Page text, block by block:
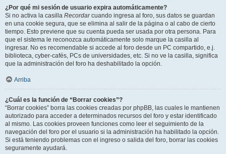
¿Por qué mi sesión de usuario expira automáticamente?
Si no activa la casilla Recordarcuando ingresa al foro, sus datos se guardan
en una cookie segura, que se elimina al salir de la página o al cabo de cierto
tiempo. Esto previene que su cuenta pueda ser usada por otra persona. Para
que el sistema le reconozca automáticamente solo marque la casilla al
ingresar. No es recomendable si accede al foro desde un PC compartido, e.j.
biblioteca, cyber-cafés, PCs de universidades, etc. Si no ve la casilla, significa
que la administración del foro ha deshabilitado la opción.
Arriba
¿Cuál es la función de “Borrar cookies”?
“Borrar cookies” borra las cookies creadas por phpBB, las cuales le mantienen
autorizado para acceder a determinados recursos del foro y estar identificado
al mismo. Las cookies proveen funciones como leer el seguimiento de la
navegación del foro por el usuario si la administración ha habilitado la opción.
Si está teniendo problemas con el ingreso o salida del foro, borrar las cookies
seguramente ayudará.